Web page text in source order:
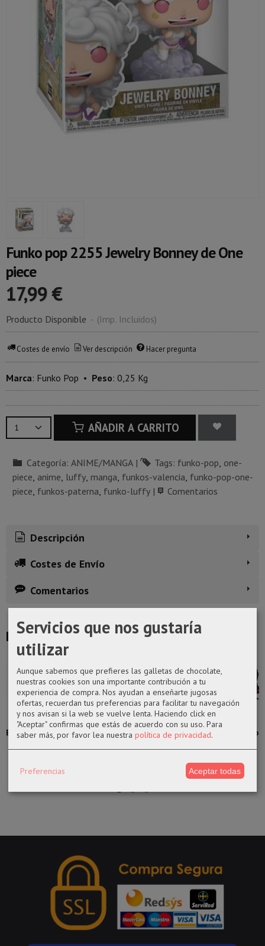
Funko pop 2255 Jewelry Bonney de One
piece
17,99 €
Producto Disponible - (Imp. Incluidos)
Costes de envío Ver descripción Hacer pregunta
Marca: Funko Pop • Peso: 0,25 Kg
AÑADIR A CARRITO
Categoría: ANIME/MANGA | Tags: funko-pop one-
piece anime luffy manga funkos-valencia funko-pop-one-
piece funkos-paterna funko-luffy | Comentarios
Descripción
Costes de Envío
Comentarios
Productos Relacionados
Funko pop 463
Bo-Katan Kryze
17,99 €
Diario Cities La
Casa de Papel
Llavero de
Death Note en
metal, logo
13,95 €
Funko pop
1022 Kong con
14,50 €
Servicios que nos gustaría
utilizar
Aunque sabemos que prefieres las galletas de chocolate,
nuestras cookies son una importante contribución a tu
experiencia de compra. Nos ayudan a enseñarte jugosas
ofertas, recuerdan tus preferencias para facilitar tu navegación
y nos avisan si la web se vuelve lenta. Haciendo click en
"Aceptar" confirmas que estás de acuerdo con su uso. Para
saber más, por favor lea nuestra política de privacidad.
Preferencias Aceptar todas